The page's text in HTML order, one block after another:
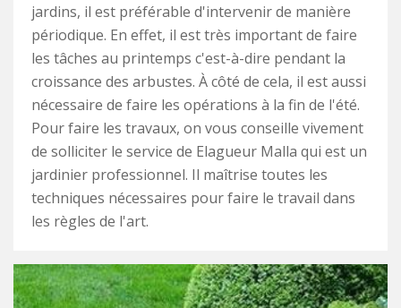
jardins, il est préférable d'intervenir de manière
périodique. En effet, il est très important de faire
les tâches au printemps c'est-à-dire pendant la
croissance des arbustes. À côté de cela, il est aussi
nécessaire de faire les opérations à la fin de l'été.
Pour faire les travaux, on vous conseille vivement
de solliciter le service de Elagueur Malla qui est un
jardinier professionnel. Il maîtrise toutes les
techniques nécessaires pour faire le travail dans
les règles de l'art.